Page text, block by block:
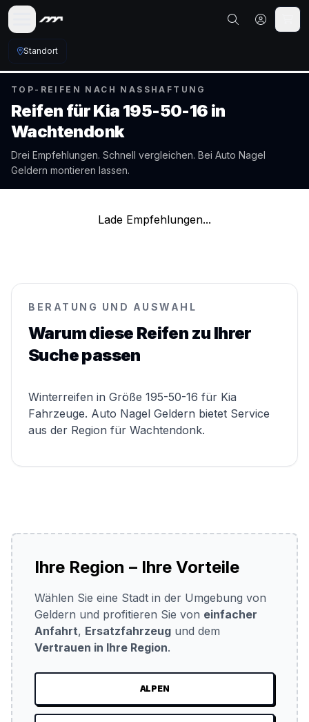
Standort
TOP-REIFEN NACH NASSHAFTUNG
Reifen fürKia 195-50-16 in
Wachtendonk
Drei Empfehlungen. Schnell vergleichen. Bei Auto Nagel
Geldern montieren lassen.
Lade Empfehlungen...
BERATUNG UND AUSWAHL
Warum diese Reifen zu Ihrer
Suche passen
Winterreifen in Größe 195-50-16 für Kia
Fahrzeuge. Auto Nagel Geldern bietet Service
aus der Region für Wachtendonk.
Ihre Region – Ihre Vorteile
Wählen Sie eine Stadt in der Umgebung von
Geldern und profitieren Sie von einfacher
Anfahrt, Ersatzfahrzeug und dem
Vertrauen in Ihre Region.
ALPEN